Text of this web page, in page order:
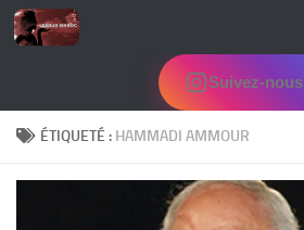
Skip to content
Suivez-nous
ÉTIQUETÉ : HAMMADI AMMOUR